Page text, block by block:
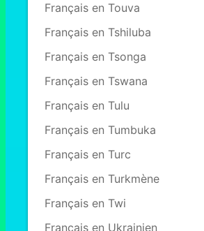
Français en Touva
Français en Tshiluba
Français en Tsonga
Français en Tswana
Français en Tulu
Français en Tumbuka
Français en Turc
Français en Turkmène
Français en Twi
Français en Ukrainien